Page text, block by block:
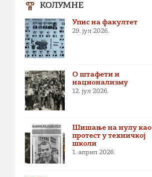
КОЛУМНЕ
Упис на факултет
29. јул 2026.
О штафети и
национализму
12. јул 2026.
Шишање на нулу као
протест у техничкој
школи
1. април 2026.